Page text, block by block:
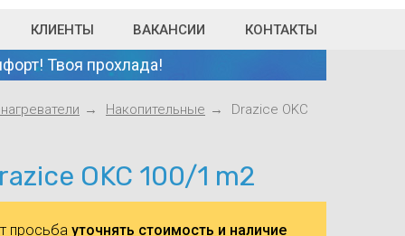
КЛИЕНТЫ ВАКАНСИИ КОНТАКТЫ
Твоя прохлада!
Накопительные
Drazice OKC
OKC 100/1 m2
просьба уточнять стоимость и наличие